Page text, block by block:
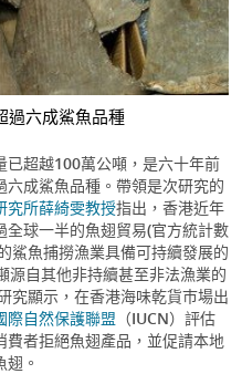
過六成鯊魚品種
超越100萬公噸，是六十年前
成鯊魚品種。帶領是次研究的
究所薛綺雯教授指出，香港近年
球一半的魚翅貿易(官方統計數
鯊魚捕撈漁業具備可持續發展的
源自其他非持續甚至非法漁業的
究顯示，在香港海味乾貨巿場出
際自然保護聯盟 （IUCN）評估
者拒絕魚翅產品，並促請本地
。